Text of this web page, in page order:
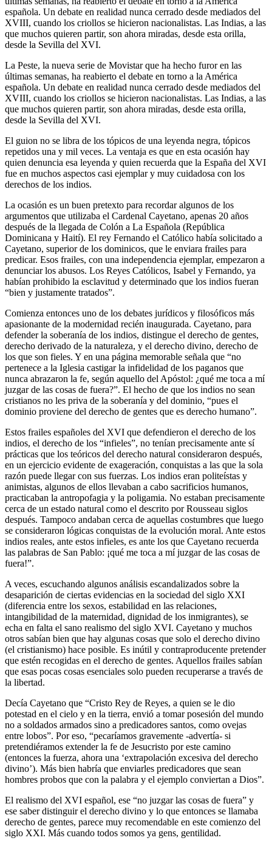
española. Un debate en realidad nunca cerrado desde mediados del
XVIII, cuando los criollos se hicieron nacionalistas. Las Indias, a las
que muchos quieren partir, son ahora miradas, desde esta orilla,
desde la Sevilla del XVI.
La Peste, la nueva serie de Movistar que ha hecho furor en las
últimas semanas, ha reabierto el debate en torno a la América
española. Un debate en realidad nunca cerrado desde mediados del
XVIII, cuando los criollos se hicieron nacionalistas. Las Indias, a las
que muchos quieren partir, son ahora miradas, desde esta orilla,
desde la Sevilla del XVI.
El guion no se libra de los tópicos de una leyenda negra, tópicos
repetidos una y mil veces. La ventaja es que en esta ocasión hay
quien denuncia esa leyenda y quien recuerda que la España del XVI
fue en muchos aspectos casi ejemplar y muy cuidadosa con los
derechos de los indios.
La ocasión es un buen pretexto para recordar algunos de los
argumentos que utilizaba el Cardenal Cayetano, apenas 20 años
después de la llegada de Colón a La Española (República
Dominicana y Haití). El rey Fernando el Católico había solicitado a
Cayetano, superior de los dominicos, que le enviara frailes para
predicar. Esos frailes, con una independencia ejemplar, empezaron a
denunciar los abusos. Los Reyes Católicos, Isabel y Fernando, ya
habían prohibido la esclavitud y determinado que los indios fueran
“bien y justamente tratados”.
Comienza entonces uno de los debates jurídicos y filosóficos más
apasionante de la modernidad recién inaugurada. Cayetano, para
defender la soberanía de los indios, distingue el derecho de gentes,
derecho derivado de la naturaleza, y el derecho divino, derecho de
los que son fieles. Y en una página memorable señala que “no
pertenece a la Iglesia castigar la infidelidad de los paganos que
nunca abrazaron la fe, según aquello del Apóstol: ¿qué me toca a mí
juzgar de las cosas de fuera?”. El hecho de que los indios no sean
cristianos no les priva de la soberanía y del dominio, “pues el
dominio proviene del derecho de gentes que es derecho humano”.
Estos frailes españoles del XVI que defendieron el derecho de los
indios, el derecho de los “infieles”, no tenían precisamente ante sí
prácticas que los teóricos del derecho natural consideraron después,
en un ejercicio evidente de exageración, conquistas a las que la sola
razón puede llegar con sus fuerzas. Los indios eran politeístas y
animistas, algunos de ellos llevaban a cabo sacrificios humanos,
practicaban la antropofagia y la poligamia. No estaban precisamente
cerca de un estado natural como el descrito por Rousseau siglos
después. Tampoco andaban cerca de aquellas costumbres que luego
se consideraron lógicas conquistas de la evolución moral. Ante estos
indios reales, ante estos infieles, es ante los que Cayetano recuerda
las palabras de San Pablo: ¡qué me toca a mí juzgar de las cosas de
fuera!”.
A veces, escuchando algunos análisis escandalizados sobre la
desaparición de ciertas evidencias en la sociedad del siglo XXI
(diferencia entre los sexos, estabilidad en las relaciones,
intangibilidad de la maternidad, dignidad de los inmigrantes), se
echa en falta el sano realismo del siglo XVI. Cayetano y muchos
otros sabían bien que hay algunas cosas que solo el derecho divino
(el cristianismo) hace posible. Es inútil y contraproducente pretender
que estén recogidas en el derecho de gentes. Aquellos frailes sabían
que esas pocas cosas esenciales solo pueden recuperarse a través de
la libertad.
Decía Cayetano que “Cristo Rey de Reyes, a quien se le dio
potestad en el cielo y en la tierra, envió a tomar posesión del mundo
no a soldados armados sino a predicadores santos, como ovejas
entre lobos”. Por eso, “pecaríamos gravemente -advertía- si
pretendiéramos extender la fe de Jesucristo por este camino
(entonces la fuerza, ahora una ‘extrapolación excesiva del derecho
divino’). Más bien habría que enviarles predicadores que sean
hombres probos que con la palabra y el ejemplo conviertan a Dios”.
El realismo del XVI español, ese “no juzgar las cosas de fuera” y
ese saber distinguir el derecho divino y lo que entonces se llamaba
derecho de gentes, parece muy recomendable en este comienzo del
siglo XXI. Más cuando todos somos ya gens, gentilidad.